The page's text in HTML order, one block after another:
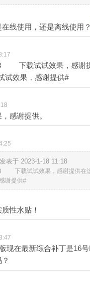
线使用，还是离线使用？
下载试试效果，感谢
效果，感谢提供#
感谢提供。
表于 2023-1-18 11:18
下载试试效果，感谢提供
谢提供#
性水贴！
现在最新综合补丁是16